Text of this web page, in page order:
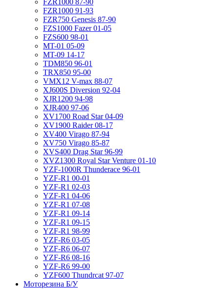
FZR1000 87-90
FZR1000 91-93
FZR750 Genesis 87-90
FZS1000 Fazer 01-05
FZS600 98-01
MT-01 05-09
MT-09 14-17
TDM850 96-01
TRX850 95-00
VMX12 V-max 88-07
XJ600S Diversion 92-04
XJR1200 94-98
XJR400 97-06
XV1700 Road Star 04-09
XV1900 Raider 08-17
XV400 Virago 87-94
XV750 Virago 85-87
XVS400 Drag Star 96-99
XVZ1300 Royal Star Venture 01-10
YZF-1000R Thunderace 96-01
YZF-R1 00-01
YZF-R1 02-03
YZF-R1 04-06
YZF-R1 07-08
YZF-R1 09-14
YZF-R1 09-15
YZF-R1 98-99
YZF-R6 03-05
YZF-R6 06-07
YZF-R6 08-16
YZF-R6 99-00
YZF600 Thundrcat 97-07
Моторезина Б/У